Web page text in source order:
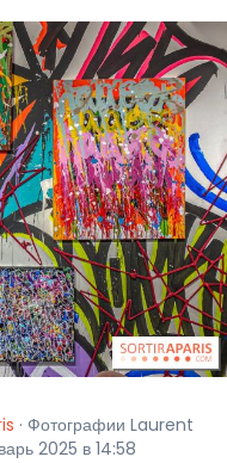
· Фотографии Laurent
2025 в 14:58